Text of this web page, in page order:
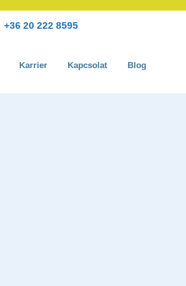
+36 20 222 8595
Karrier Kapcsolat Blog